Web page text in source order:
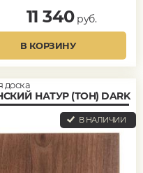
11 340руб.
В КОРЗИНУ
доска
НАТУР (ТОН) DARK
В НАЛИЧИИ